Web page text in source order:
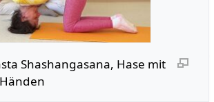
Shashangasana, Hase mit